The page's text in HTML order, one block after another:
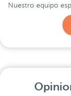
Nuestro equipo